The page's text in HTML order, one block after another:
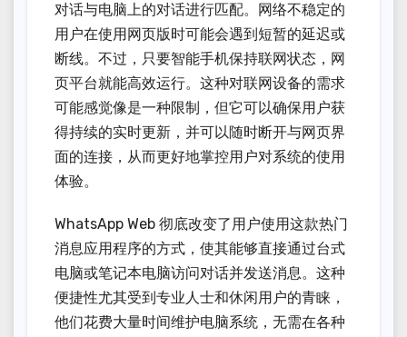
对话与电脑上的对话进行匹配。网络不稳定的
用户在使用网页版时可能会遇到短暂的延迟或
断线。不过，只要智能手机保持联网状态，网
页平台就能高效运行。这种对联网设备的需求
可能感觉像是一种限制，但它可以确保用户获
得持续的实时更新，并可以随时断开与网页界
面的连接，从而更好地掌控用户对系统的使用
体验。
WhatsApp Web 彻底改变了用户使用这款热门
消息应用程序的方式，使其能够直接通过台式
电脑或笔记本电脑访问对话并发送消息。这种
便捷性尤其受到专业人士和休闲用户的青睐，
他们花费大量时间维护电脑系统，无需在各种